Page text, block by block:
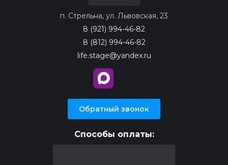
п. Стрельна, ул. Львовская, 23
8 (921) 994-46-82
8 (812) 994-46-82
life.stage@yandex.ru
Обратный звонок
Способы оплаты: